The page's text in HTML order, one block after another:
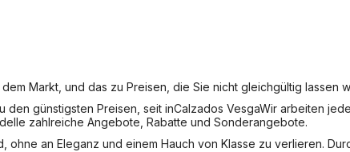
Markt, und das zu Preisen, die Sie nicht gleichgültig lassen
den günstigsten Preisen, seit inCalzados VesgaWir arbeiten
zahlreiche Angebote, Rabatte und Sonderangebote.
an Eleganz und einem Hauch von Klasse zu verlieren.